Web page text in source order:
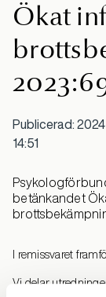
Ökat
Publicerad:
14:51
betänkandet
I remissvaret
Vi delar